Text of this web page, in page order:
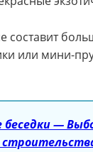
или мини-
беседки —